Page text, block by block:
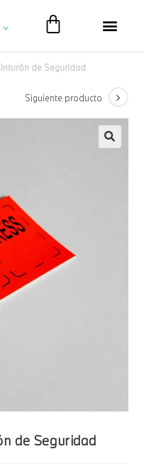
de Seguridad
Siguiente producto
de Seguridad